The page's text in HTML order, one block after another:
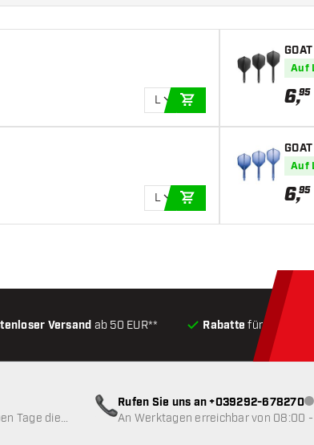
L
IN DEN WARENKORB
L
IN DEN WARENKORB
Auf
6,95
Auf
6,95
Versand ab 50 EUR** Rabatte für Kunden
nicht verfügbar
Tage die
Rufen Sie uns an +039292-678270
An Werktagen erreichbar von 08:00 -